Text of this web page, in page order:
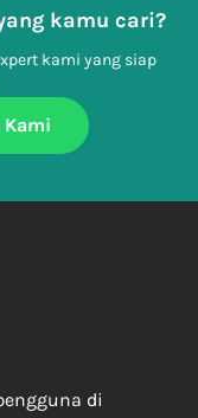
kamu cari?
kami yang siap
Kami
di